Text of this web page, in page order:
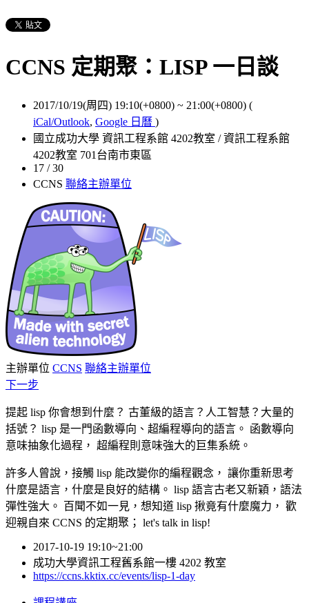
CCNS 定期聚：LISP 一日談
2017/10/19(周四) 19:10(+0800) ~ 21:00(+0800) (
iCal/Outlook, Google 日曆 )
國立成功大學 資訊工程系館 4202教室 / 資訊工程系館
4202教室 701台南市東區
17 / 30
CCNS 聯絡主辦單位
主辦單位 CCNS 聯絡主辦單位
下一步
提起 lisp 你會想到什麼？ 古董級的語言？人工智慧？大量的
括號？ lisp 是一門函數導向、超編程導向的語言。 函數導向
意味抽象化過程， 超編程則意味強大的巨集系統。
許多人曾說，接觸 lisp 能改變你的編程觀念， 讓你重新思考
什麼是語言，什麼是良好的結構。 lisp 語言古老又新穎，語法
彈性強大。 百聞不如一見，想知道 lisp 揪竟有什麼魔力， 歡
迎親自來 CCNS 的定期聚； let's talk in lisp!
2017-10-19 19:10~21:00
成功大學資訊工程舊系館一樓 4202 教室
https://ccns.kktix.cc/events/lisp-1-day